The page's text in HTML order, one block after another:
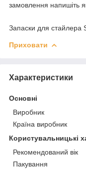
замовлення напишіть
Запаски для стайлера
Приховати
Характеристики
Основні
Виробник
Країна виробник
Користувальницькі
Рекомендований вік
Пакування